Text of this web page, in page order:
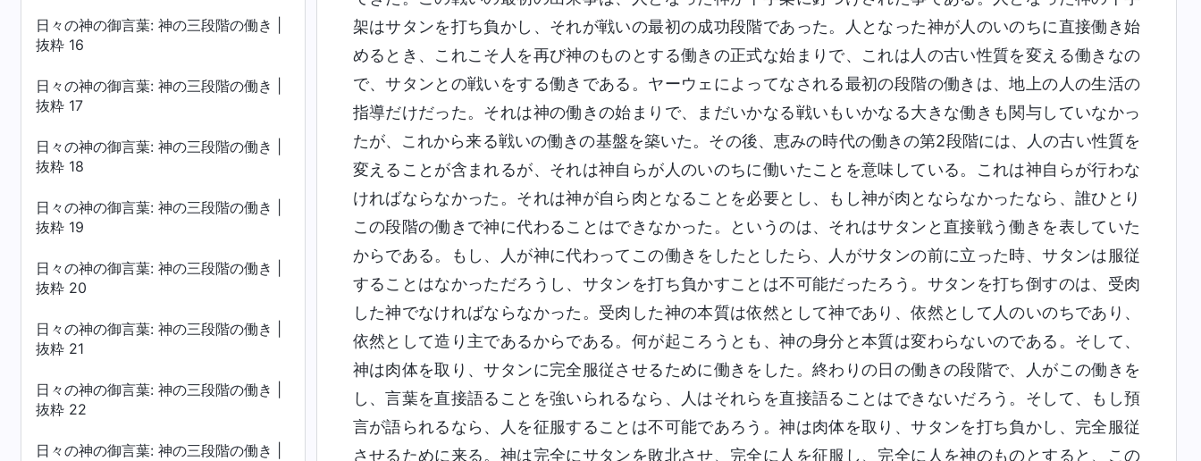
日々の神の御言葉: 神の三段階の働き |
抜粋 16
日々の神の御言葉: 神の三段階の働き |
抜粋 17
日々の神の御言葉: 神の三段階の働き |
抜粋 18
日々の神の御言葉: 神の三段階の働き |
抜粋 19
日々の神の御言葉: 神の三段階の働き |
抜粋 20
日々の神の御言葉: 神の三段階の働き |
抜粋 21
日々の神の御言葉: 神の三段階の働き |
抜粋 22
日々の神の御言葉: 神の三段階の働き |
架はサタンを打ち負かし、それが戦いの最初の成功段階であった。人となった神が人のいのちに直接働き始
めるとき、これこそ人を再び神のものとする働きの正式な始まりで、これは人の古い性質を変える働きなの
で、サタンとの戦いをする働きである。ヤーウェによってなされる最初の段階の働きは、地上の人の生活の
指導だけだった。それは神の働きの始まりで、まだいかなる戦いもいかなる大きな働きも関与していなかっ
たが、これから来る戦いの働きの基盤を築いた。その後、恵みの時代の働きの第2段階には、人の古い性質を
変えることが含まれるが、それは神自らが人のいのちに働いたことを意味している。これは神自らが行わな
ければならなかった。それは神が自ら肉となることを必要とし、もし神が肉とならなかったなら、誰ひとり
この段階の働きで神に代わることはできなかった。というのは、それはサタンと直接戦う働きを表していた
からである。もし、人が神に代わってこの働きをしたとしたら、人がサタンの前に立った時、サタンは服従
することはなかっただろうし、サタンを打ち負かすことは不可能だったろう。サタンを打ち倒すのは、受肉
した神でなければならなかった。受肉した神の本質は依然として神であり、依然として人のいのちであり、
依然として造り主であるからである。何が起ころうとも、神の身分と本質は変わらないのである。そして、
神は肉体を取り、サタンに完全服従させるために働きをした。終わりの日の働きの段階で、人がこの働きを
し、言葉を直接語ることを強いられるなら、人はそれらを直接語ることはできないだろう。そして、もし預
言が語られるなら、人を征服することは不可能であろう。神は肉体を取り、サタンを打ち負かし、完全服従
させるために来る。神は完全にサタンを敗北させ、完全に人を征服し、完全に人を神のものとすると、この